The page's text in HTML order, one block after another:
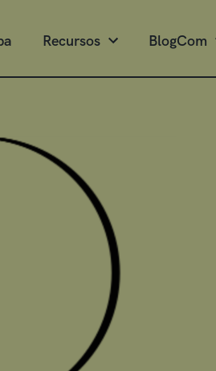
Recursos BlogCom